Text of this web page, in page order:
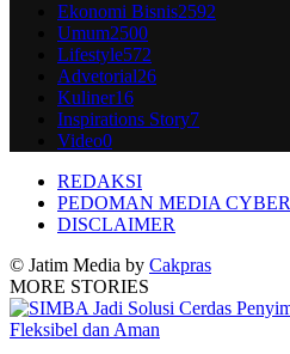
Ekonomi Bisnis2592
Umum2500
Lifestyle572
Advetorial26
Kuliner16
Inspirations Story7
Video0
REDAKSI
PEDOMAN MEDIA CYBER
DISCLAIMER
© Jatim Media by Cakpras
MORE STORIES